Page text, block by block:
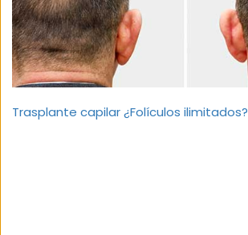
Trasplante capilar ¿Folículos ilimitados?